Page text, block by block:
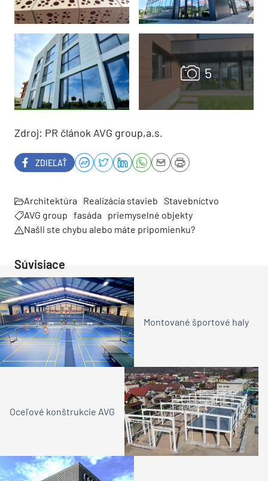
Zdroj: PR článok AVG group,a.s.
ZDIEĽAŤ
Architektúra Realizácia stavieb Stavebníctvo
AVG group fasáda
priemyselné objekty
Našli ste chybu alebo máte pripomienku?
Súvisiace
Montované športové haly
Oceľové konštrukcie AVG